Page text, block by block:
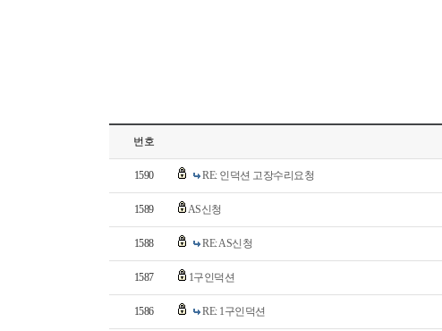
번호
1590 RE: 인덕션 고장수리요청
1589 AS신청
1588 RE: AS신청
1587 1구인덕션
1586 RE: 1구인덕션